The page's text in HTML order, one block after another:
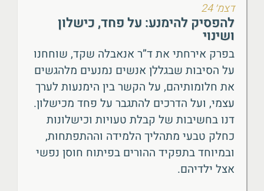
דצמ׳ 24
להפסיק להימנע: על פחד, כישלון
ושינוי
בפרק אירחתי את ד”ר אנאבלה שקד, שוחחנו
על הסיבות שבגללן אנשים נמנעים מלהגשים
את חלומותיהם, על הקשר בין הימנעות לערך
עצמי, ועל הדרכים להתגבר על פחד מכישלון.
דנו בחשיבות של קבלת טעויות וכישלונות
כחלק טבעי מתהליך הלמידה וההתפתחות,
ובמיוחד בתפקיד ההורים בפיתוח חוסן נפשי
אצל ילדיהם.